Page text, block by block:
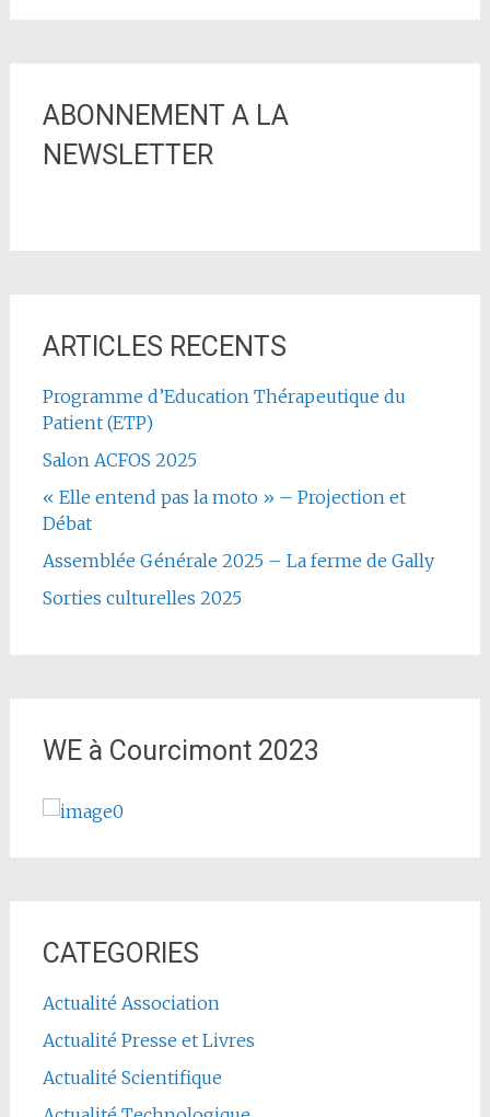
ABONNEMENT A LA
NEWSLETTER
ARTICLES RECENTS
Programme d’Education Thérapeutique du
Patient (ETP)
Salon ACFOS 2025
« Elle entend pas la moto » – Projection et
Débat
Assemblée Générale 2025 – La ferme de Gally
Sorties culturelles 2025
WE à Courcimont 2023
CATEGORIES
Actualité Association
Actualité Presse et Livres
Actualité Scientifique